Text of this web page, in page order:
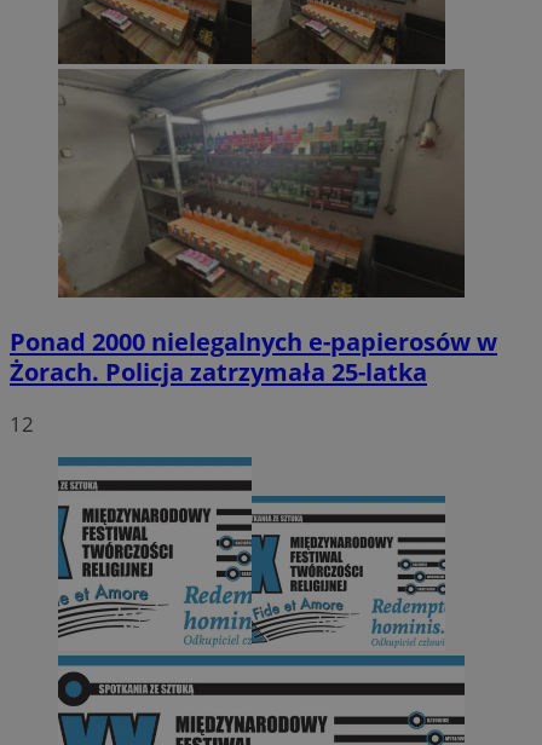
Ponad 2000 nielegalnych e-papierosów w
Żorach. Policja zatrzymała 25-latka
12